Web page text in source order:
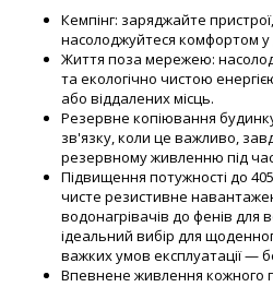
Кемпінг: заряджайте
насолоджуйтеся комфортом у
Життя поза мережею:
та екологічно чистою
або віддалених місць.
Резервне копіювання
зв'язку, коли це важливо,
резервному живленню під
Підвищення потужності до
чисте резистивне
водонагрівачів до фенів для
ідеальний вибір для
важких умов експлуатації —
Впевнене живлення кожного